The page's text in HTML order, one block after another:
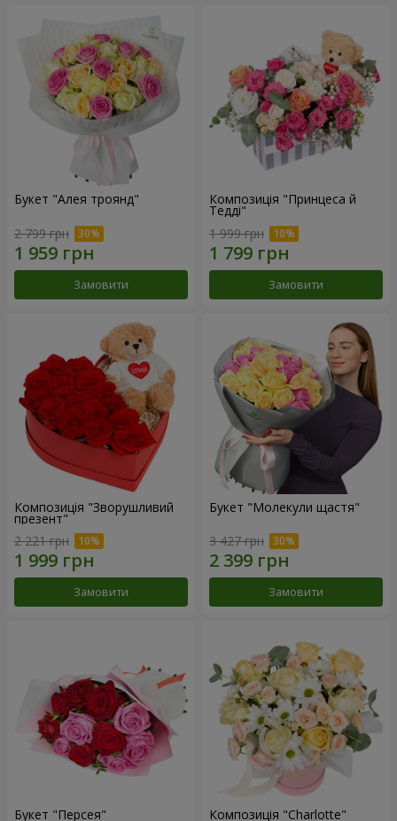
Букет "Алея троянд"
2 799 грн
Замовити
Композиція "Принцеса й
Тедді"
1 999 грн
Замовити
Композиція "Зворушливий
презент"
2 221 грн
Замовити
Букет "Молекули щастя"
3 427 грн
Замовити
Букет "Персея" Композиція "Charlotte"